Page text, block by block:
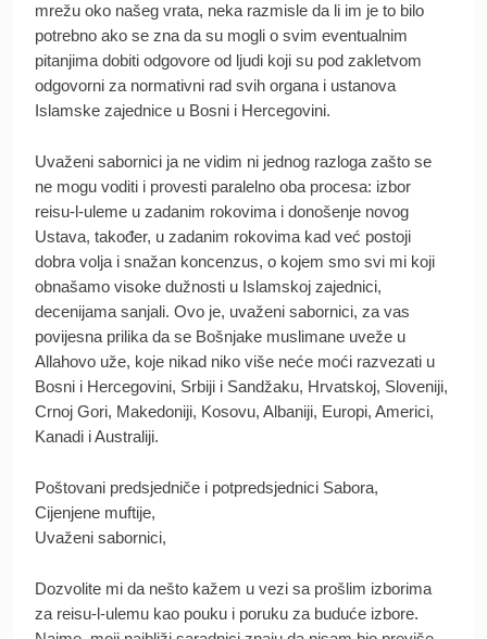
mrežu oko našeg vrata, neka razmisle da li im je to bilo
potrebno ako se zna da su mogli o svim eventualnim
pitanjima dobiti odgovore od ljudi koji su pod zakletvom
odgovorni za normativni rad svih organa i ustanova
Islamske zajednice u Bosni i Hercegovini.
Uvaženi sabornici ja ne vidim ni jednog razloga zašto se
ne mogu voditi i provesti paralelno oba procesa: izbor
reisu-l-uleme u zadanim rokovima i donošenje novog
Ustava, također, u zadanim rokovima kad već postoji
dobra volja i snažan koncenzus, o kojem smo svi mi koji
obnašamo visoke dužnosti u Islamskoj zajednici,
decenijama sanjali. Ovo je, uvaženi sabornici, za vas
povijesna prilika da se Bošnjake muslimane uveže u
Allahovo uže, koje nikad niko više neće moći razvezati u
Bosni i Hercegovini, Srbiji i Sandžaku, Hrvatskoj, Sloveniji,
Crnoj Gori, Makedoniji, Kosovu, Albaniji, Europi, Americi,
Kanadi i Australiji.
Poštovani predsjedniče i potpredsjednici Sabora,
Cijenjene muftije,
Uvaženi sabornici,
Dozvolite mi da nešto kažem u vezi sa prošlim izborima
za reisu-l-ulemu kao pouku i poruku za buduće izbore.